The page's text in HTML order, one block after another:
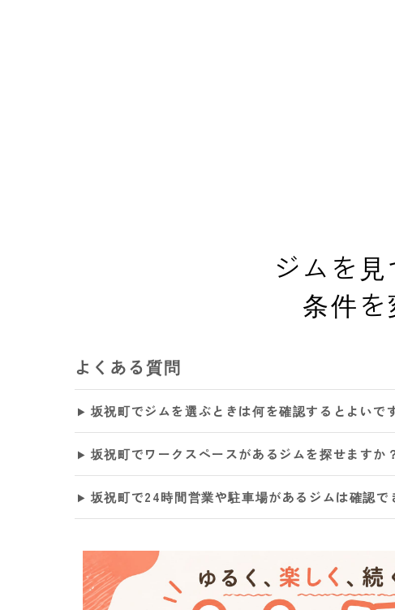
ジムを
条件を
よくある質問
坂祝町でジムを選ぶときは何を確認するとよいで
坂祝町でワークスペースがあるジムを探せますか
坂祝町で24時間営業や駐車場があるジムは確認で